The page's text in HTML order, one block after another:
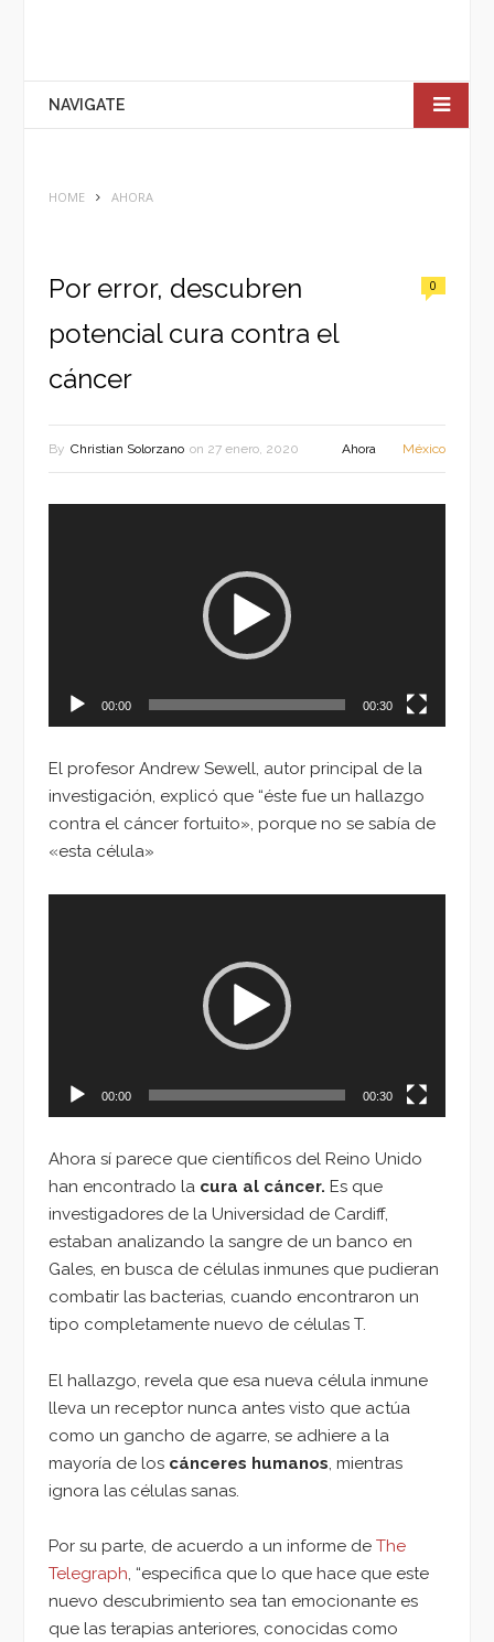
NAVIGATE
HOME AHORA
Por error, descubren
potencial cura contra el
cáncer
0
By Christian Solorzano on 27 enero, 2020 Ahora México
00:00 00:30
El profesor Andrew Sewell, autor principal de la
investigación, explicó que “éste fue un hallazgo
contra el cáncer fortuito», porque no se sabía de
«esta célula»
00:00 00:30
Ahora sí parece que científicos del Reino Unido
han encontrado la cura al cáncer. Es que
investigadores de la Universidad de Cardiff,
estaban analizando la sangre de un banco en
Gales, en busca de células inmunes que pudieran
combatir las bacterias, cuando encontraron un
tipo completamente nuevo de células T.
El hallazgo, revela que esa nueva célula inmune
lleva un receptor nunca antes visto que actúa
como un gancho de agarre, se adhiere a la
mayoría de los cánceres humanos , mientras
ignora las células sanas.
Por su parte, de acuerdo a un informe de The
Telegraph, “especifica que lo que hace que este
nuevo descubrimiento sea tan emocionante es
que las terapias anteriores, conocidas como